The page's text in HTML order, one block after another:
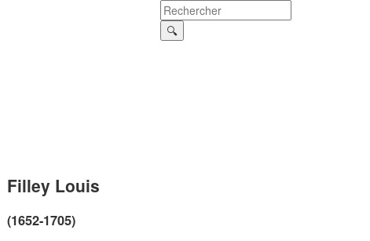
Filley Louis
(1652-1705)